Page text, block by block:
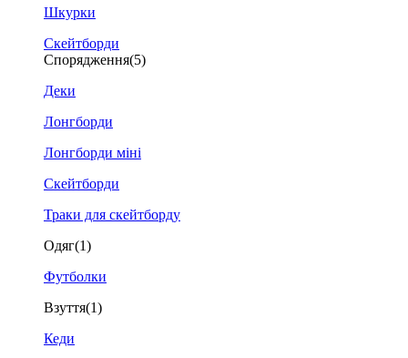
Шкурки
Скейтборди
Спорядження(5)
Деки
Лонгборди
Лонгборди міні
Скейтборди
Траки для скейтборду
Одяг(1)
Футболки
Взуття(1)
Кеди